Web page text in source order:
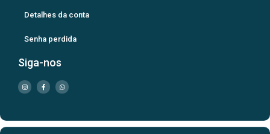
Detalhes da conta
Senha perdida
Siga-nos